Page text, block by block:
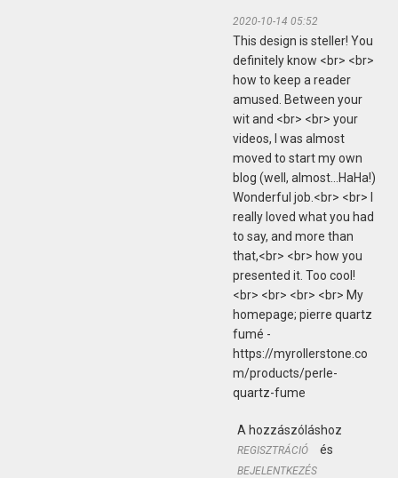
2020-10-14 05:52
This design is steller! You
definitely know <br> <br>
how to keep a reader
amused. Between your
wit and <br> <br> your
videos, I was almost
moved to start my own
blog (well, almost...HaHa!)
Wonderful job.<br> <br> I
really loved what you had
to say, and more than
that,<br> <br> how you
presented it. Too cool!
<br> <br> <br> <br> My
homepage; pierre quartz
fumé -
https://myrollerstone.co
m/products/perle-
quartz-fume
A hozzászóláshoz
REGISZTRÁCIÓ és
BEJELENTKEZÉS